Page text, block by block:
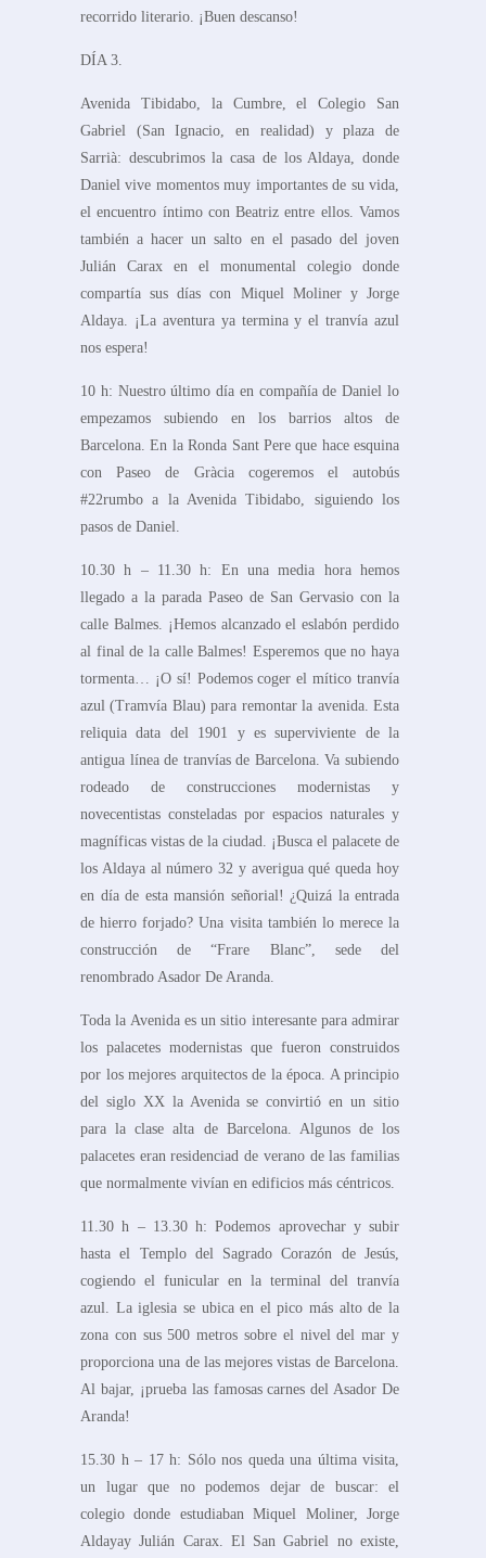
recorrido literario. ¡Buen descanso!
DÍA 3.
Avenida Tibidabo, la Cumbre, el Colegio San
Gabriel (San Ignacio, en realidad) y plaza de
Sarrià: descubrimos la casa de los Aldaya, donde
Daniel vive momentos muy importantes de su vida,
el encuentro íntimo con Beatriz entre ellos. Vamos
también a hacer un salto en el pasado del joven
Julián Carax en el monumental colegio donde
compartía sus días con Miquel Moliner y Jorge
Aldaya. ¡La aventura ya termina y el tranvía azul
nos espera!
10 h: Nuestro último día en compañía de Daniel lo
empezamos subiendo en los barrios altos de
Barcelona. En la Ronda Sant Pere que hace esquina
con Paseo de Gràcia cogeremos el autobús
#22rumbo a la Avenida Tibidabo, siguiendo los
pasos de Daniel.
10.30 h – 11.30 h: En una media hora hemos
llegado a la parada Paseo de San Gervasio con la
calle Balmes. ¡Hemos alcanzado el eslabón perdido
al final de la calle Balmes! Esperemos que no haya
tormenta… ¡O sí! Podemos coger el mítico tranvía
azul (Tramvía Blau) para remontar la avenida. Esta
reliquia data del 1901 y es superviviente de la
antigua línea de tranvías de Barcelona. Va subiendo
rodeado de construcciones modernistas y
novecentistas consteladas por espacios naturales y
magníficas vistas de la ciudad. ¡Busca el palacete de
los Aldaya al número 32 y averigua qué queda hoy
en día de esta mansión señorial! ¿Quizá la entrada
de hierro forjado? Una visita también lo merece la
construcción de “Frare Blanc”, sede del
renombrado Asador De Aranda.
Toda la Avenida es un sitio interesante para admirar
los palacetes modernistas que fueron construidos
por los mejores arquitectos de la época. A principio
del siglo XX la Avenida se convirtió en un sitio
para la clase alta de Barcelona. Algunos de los
palacetes eran residenciad de verano de las familias
que normalmente vivían en edificios más céntricos.
11.30 h – 13.30 h: Podemos aprovechar y subir
hasta el Templo del Sagrado Corazón de Jesús,
cogiendo el funicular en la terminal del tranvía
azul. La iglesia se ubica en el pico más alto de la
zona con sus 500 metros sobre el nivel del mar y
proporciona una de las mejores vistas de Barcelona.
Al bajar, ¡prueba las famosas carnes del Asador De
Aranda!
15.30 h – 17 h: Sólo nos queda una última visita,
un lugar que no podemos dejar de buscar: el
colegio donde estudiaban Miquel Moliner, Jorge
Aldayay Julián Carax. El San Gabriel no existe,